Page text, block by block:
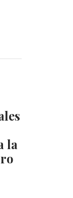
la